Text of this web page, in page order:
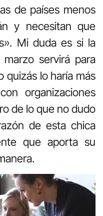
de países menos
y necesitan que
Mi duda es si la
servirá para
quizás lo haría más
organizaciones
de lo que no dudo
de esta chica
que aporta su